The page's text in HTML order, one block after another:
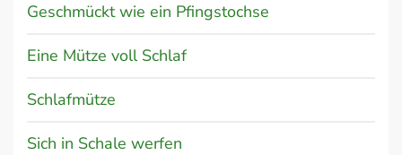
Geschmückt wie ein Pfingstochse
Eine Mütze voll Schlaf
Schlafmütze
Sich in Schale werfen